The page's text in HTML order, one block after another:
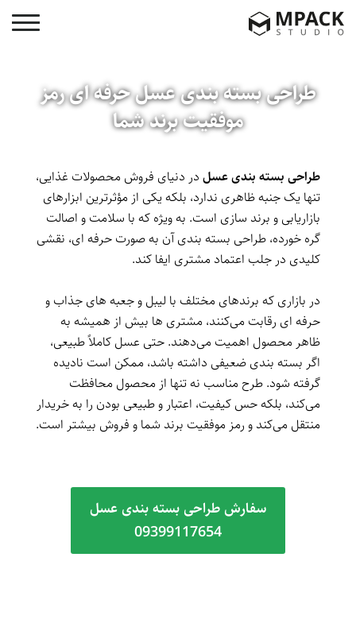
طراحی بسته بندی عسل حرفه ای رمز
موفقیت برند شما
طراحی بسته بندی عسل در دنیای فروش محصولات غذایی،
تنها یک جنبه ظاهری ندارد، بلکه یکی از مؤثرترین ابزارهای
بازاریابی و برند سازی است. به ویژه که با سلامت و اصالت
گره خورده، طراحی بسته‌ بندی آن به صورت حرفه ای، نقشی
کلیدی در جلب اعتماد مشتری ایفا کند.
در بازاری که برندهای مختلف با لیبل و جعبه های جذاب و
حرفه ای رقابت می‌کنند، مشتری ها بیش از همیشه به
ظاهر محصول اهمیت می‌دهند. حتی عسل کاملاً طبیعی،
اگر بسته‌ بندی ضعیفی داشته باشد، ممکن است نادیده
گرفته شود. طرح مناسب نه تنها از محصول محافظت
می‌کند، بلکه حس کیفیت، اعتبار و طبیعی بودن را به خریدار
منتقل می‌کند و رمز موفقیت برند شما و فروش بیشتر است.
سفارش طراحی بسته بندی عسل
09399117654